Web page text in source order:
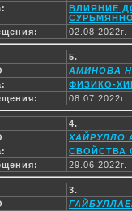
ВЛИЯНИЕ
02.08.2022г.
5.
АМИНОВА
ФИЗИКО-
08.07.2022г.
4.
ХАЙРУЛЛО
СВОЙСТВА
29.06.2022г.
3.